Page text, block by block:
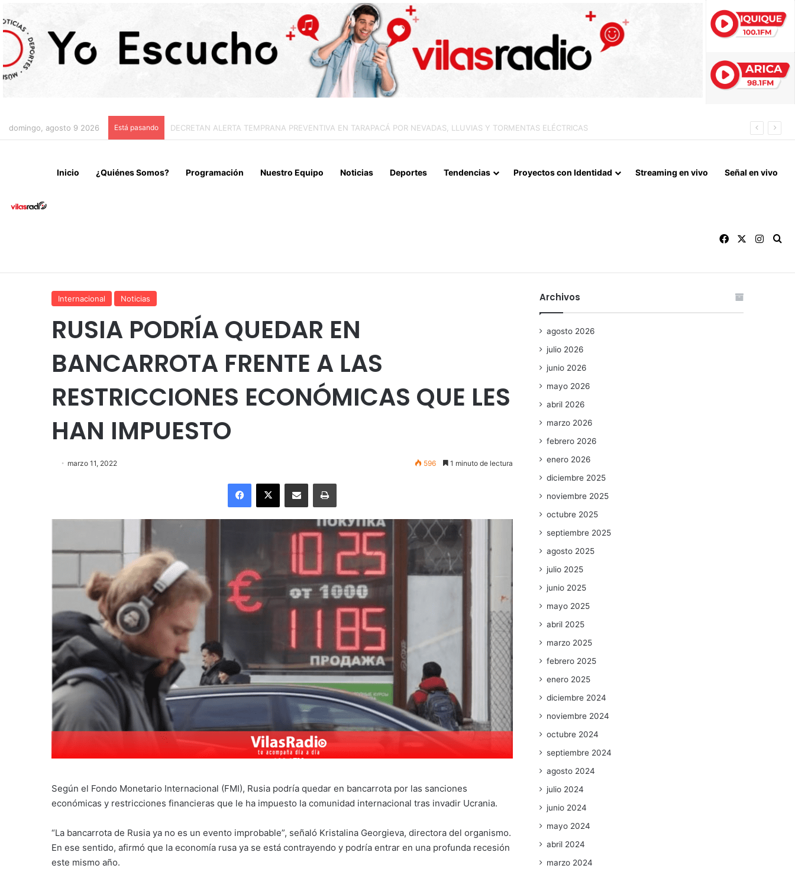
domingo, agosto 9 2026 Está pasando IRÁN CONDICIONA LA REAPERTURA DEL ESTRECHO DE ORMUZ Y EXIGE A ESTADOS UNIDOS EL FIN DEL BLOQUEO Y REPARACIONES DE GUERRA
Inicio ¿Quiénes Somos? Programación Nuestro Equipo Noticias Deportes Tendencias Proyectos con Identidad Streaming en vivo Señal en vivo
Facebook
Internacional Noticias
RUSIA PODRÍA QUEDAR EN
BANCARROTA FRENTE A LAS
RESTRICCIONES ECONÓMICAS QUE LES
HAN IMPUESTO
marzo 11, 2022 596 1 minuto de lectura
Facebook
X Enviar vía email Imprimir
Según el Fondo Monetario Internacional (FMI), Rusia podría quedar en bancarrota por las sanciones
económicas y restricciones financieras que le ha impuesto la comunidad internacional tras invadir Ucrania.
“La bancarrota de Rusia ya no es un evento improbable”, señaló Kristalina Georgieva, directora del organismo.
En ese sentido, afirmó que la economía rusa ya se está contrayendo y podría entrar en una profunda recesión
este mismo año.
Archivos
agosto 2026
julio 2026
junio 2026
mayo 2026
abril 2026
marzo 2026
febrero 2026
enero 2026
diciembre 2025
noviembre 2025
octubre 2025
septiembre 2025
agosto 2025
julio 2025
junio 2025
mayo 2025
abril 2025
marzo 2025
febrero 2025
enero 2025
diciembre 2024
noviembre 2024
octubre 2024
septiembre 2024
agosto 2024
julio 2024
junio 2024
mayo 2024
abril 2024
marzo 2024